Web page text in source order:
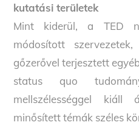
kutatási területek
Mint kiderül, a TED
módosított
gőzerővel terjesztett
status quo
mellszélességgel kiáll
minősített témák széles